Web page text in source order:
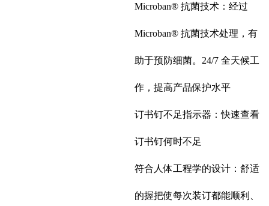
Microban® 抗菌技术：经过
Microban® 抗菌技术处理，有
助于预防细菌。24/7 全天候工
作，提高产品保护水平
订书钉不足指示器：快速查看
订书钉何时不足
符合人体工程学的设计：舒适
的握把使每次装订都能顺利、